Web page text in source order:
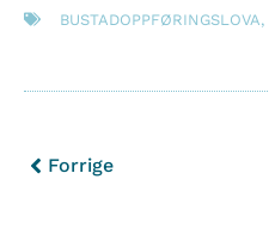
BUSTADOPPFØRINGSLOVA,
Forrige